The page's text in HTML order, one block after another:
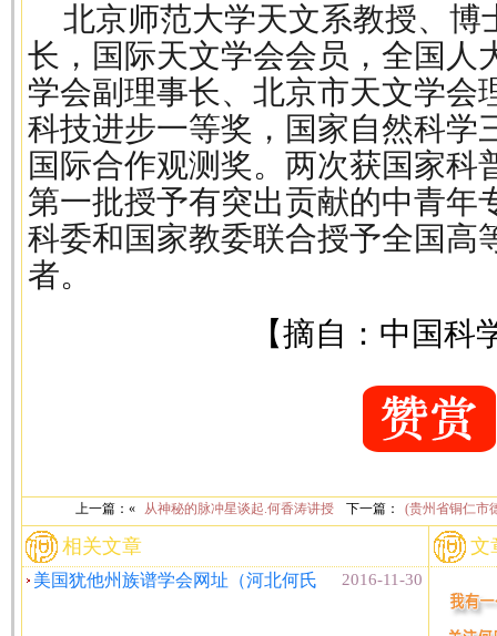
北京师范大学天文系教授、博
长，国际天文学会会员，全国人
学会副理事长、北京市天文学会
科技进步一等奖，国家自然科学
国际合作观测奖。两次获国家科
第一批授予有突出贡献的中青年
科委和国家教委联合授予全国高
者。
【摘自：中国科
上一篇：« 从神秘的脉冲星谈起.何香涛讲授 下一篇： (贵州省铜仁市
相关文章
2016-11-30
美国犹他州族谱学会网址（河北何氏
文